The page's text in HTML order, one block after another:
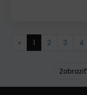
« 1 2 3 4